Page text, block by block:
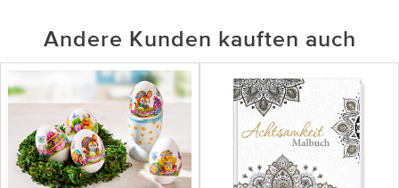
Andere Kunden kauften auch